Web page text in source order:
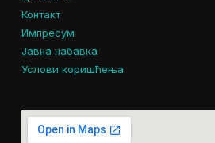
Контакт
Импресум
Јавна набавка
Услови коришћења